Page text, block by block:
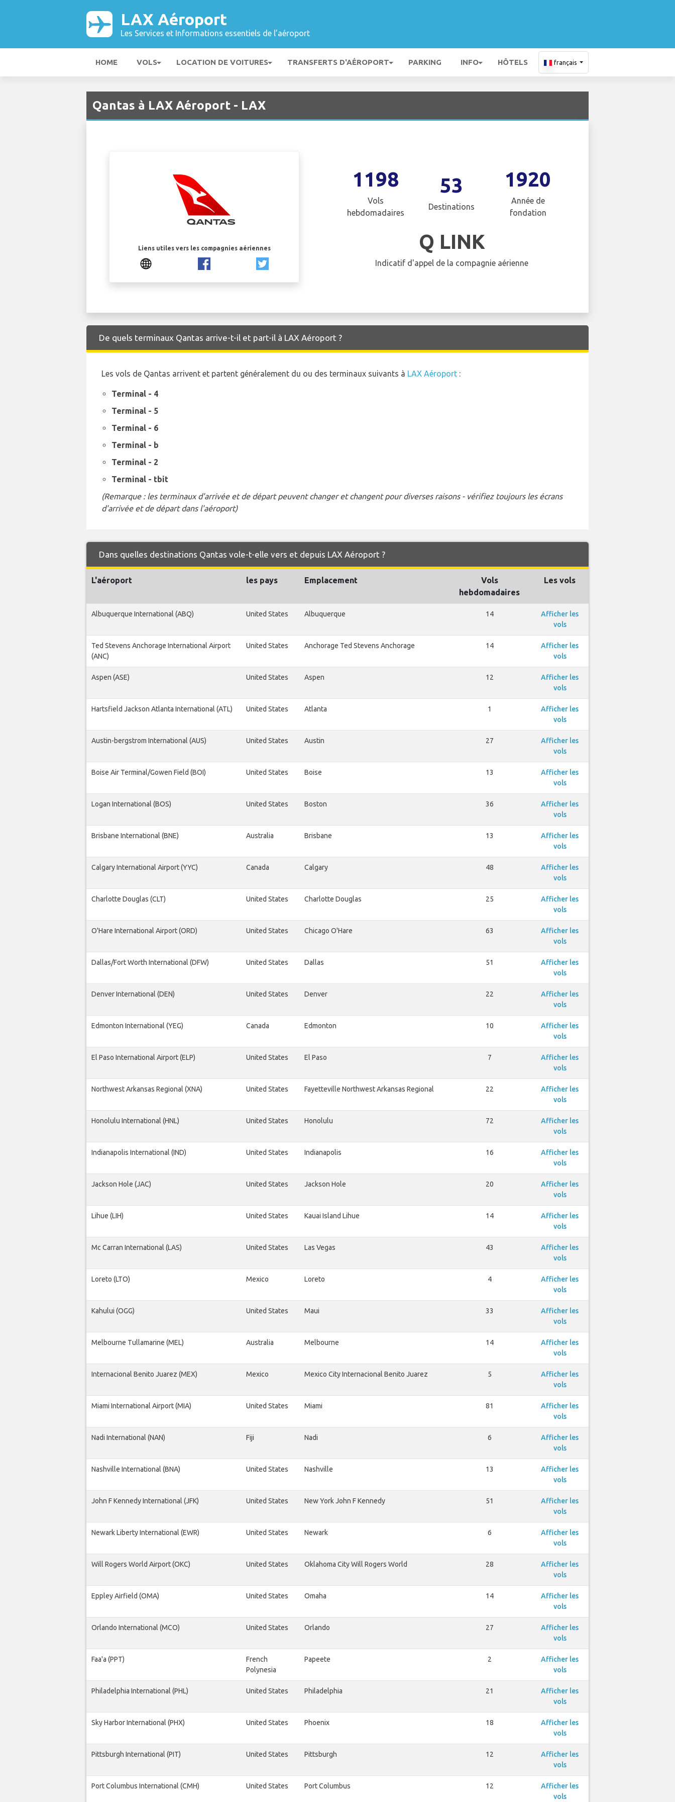
LAX Aéroport
Les Services et Informations essentiels de l’aéroport
HOME VOLS LOCATION DE VOITURES TRANSFERTS D'AÉROPORT PARKING INFO HÔTELS français
Qantas à LAX Aéroport - LAX
Liens utiles vers les compagnies aériennes
1198
Vols
hebdomadaires
53
Destinations
1920
Année de
fondation
Q LINK
Indicatif d'appel de la compagnie aérienne
De quels terminaux Qantas arrive-t-il et part-il à LAX Aéroport ?
Les vols de Qantas arrivent et partent généralement du ou des terminaux suivants à LAX Aéroport :
Terminal - 4
Terminal - 5
Terminal - 6
Terminal - b
Terminal - 2
Terminal - tbit
(Remarque : les terminaux d'arrivée et de départ peuvent changer et changent pour diverses raisons - vérifiez toujours les écrans
d'arrivée et de départ dans l'aéroport)
Dans quelles destinations Qantas vole-t-elle vers et depuis LAX Aéroport ?
L'aéroport les pays Emplacement
Vols
hebdomadaires
Les vols
Albuquerque International (ABQ) United States Albuquerque 14
Afficher les
vols
Ted Stevens Anchorage International Airport
(ANC)
United States Anchorage Ted Stevens Anchorage 14
Afficher les
vols
Aspen (ASE) United States Aspen 12
Afficher les
vols
Hartsfield Jackson Atlanta International (ATL) United States Atlanta 1
Afficher les
vols
Austin-bergstrom International (AUS) United States Austin 27
Afficher les
vols
Boise Air Terminal/Gowen Field (BOI) United States Boise 13
Afficher les
vols
Logan International (BOS) United States Boston 36
Afficher les
vols
Brisbane International (BNE) Australia Brisbane 13
Afficher les
vols
Calgary International Airport (YYC) Canada Calgary 48
Afficher les
vols
Charlotte Douglas (CLT) United States Charlotte Douglas 25
Afficher les
vols
O'Hare International Airport (ORD) United States Chicago O'Hare 63
Afficher les
vols
Dallas/Fort Worth International (DFW) United States Dallas 51
Afficher les
vols
Denver International (DEN) United States Denver 22
Afficher les
vols
Edmonton International (YEG) Canada Edmonton 10
Afficher les
vols
El Paso International Airport (ELP) United States El Paso 7
Afficher les
vols
Northwest Arkansas Regional (XNA) United States Fayetteville Northwest Arkansas Regional 22
Afficher les
vols
Honolulu International (HNL) United States Honolulu 72
Afficher les
vols
Indianapolis International (IND) United States Indianapolis 16
Afficher les
vols
Jackson Hole (JAC) United States Jackson Hole 20
Afficher les
vols
Lihue (LIH) United States Kauai Island Lihue 14
Afficher les
vols
Mc Carran International (LAS) United States Las Vegas 43
Afficher les
vols
Loreto (LTO) Mexico Loreto 4
Afficher les
vols
Kahului (OGG) United States Maui 33
Afficher les
vols
Melbourne Tullamarine (MEL) Australia Melbourne 14
Afficher les
vols
Internacional Benito Juarez (MEX) Mexico Mexico City Internacional Benito Juarez 5
Afficher les
vols
Miami International Airport (MIA) United States Miami 81
Afficher les
vols
Nadi International (NAN) Fiji Nadi 6
Afficher les
vols
Nashville International (BNA) United States Nashville 13
Afficher les
vols
John F Kennedy International (JFK) United States New York John F Kennedy 51
Afficher les
vols
Newark Liberty International (EWR) United States Newark 6
Afficher les
vols
Will Rogers World Airport (OKC) United States Oklahoma City Will Rogers World 28
Afficher les
vols
Eppley Airfield (OMA) United States Omaha 14
Afficher les
vols
Orlando International (MCO) United States Orlando 27
Afficher les
vols
Faa'a (PPT)
French
Polynesia
Papeete 2
Afficher les
vols
Philadelphia International (PHL) United States Philadelphia 21
Afficher les
vols
Sky Harbor International (PHX) United States Phoenix 18
Afficher les
vols
Pittsburgh International (PIT) United States Pittsburgh 12
Afficher les
vols
Port Columbus International (CMH) United States Port Columbus 12
Afficher les
vols